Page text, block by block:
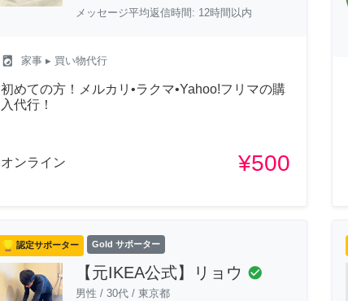
メッセージ平均返信時間: 12時間以内
local_laundry_service 家事 ▸ 買い物代行
初めての方！メルカリ•ラクマ•Yahoo!フリマの購
入代行！
オンライン ¥500
認定サポーター Gold サポーター
【元IKEA公式】リョウ check_circle
男性 / 30代 / 東京都